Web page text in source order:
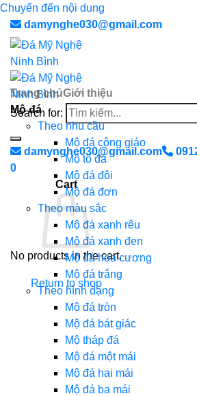
Chuyển đến nội dung
damynghe030@gmail.com
Search for:
damynghe030@gmail.com
0
Cart
No products in the cart.
Return to shop
Trang chủGiới thiệu
Mộ đá
Theo nhu cầu
Mộ đá công giáo
Mộ tổ đá
Mộ đá đôi
Mộ đá đơn
Theo màu sắc
Mộ đá xanh rêu
Mộ đá xanh đen
Mộ đá hoa cương
Mộ đá trắng
Theo hình dạng
Mộ đá tròn
Mộ đá bát giác
Mộ tháp đá
Mộ đá một mái
Mộ đá hai mái
Mộ đá ba mái